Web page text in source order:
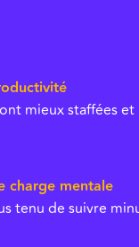
mieux staffées
charge mentale
tenu de suivre